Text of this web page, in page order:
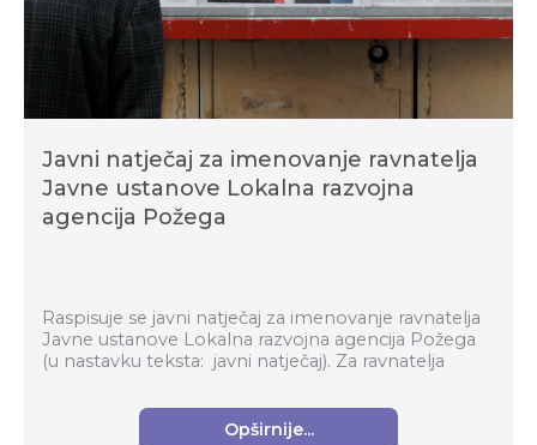
Javni natječaj za imenovanje ravnatelja
Javne ustanove Lokalna razvojna
agencija Požega
Raspisuje se javni natječaj za imenovanje ravnatelja
Javne ustanove Lokalna razvojna agencija Požega
(u nastavku teksta: javni natječaj). Za ravnatelja
Opširnije...